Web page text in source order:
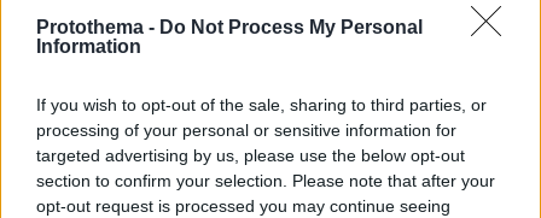
Protothema - Do Not Process My Personal
Information
If you wish to opt-out of the sale, sharing to third parties, or
processing of your personal or sensitive information for
targeted advertising by us, please use the below opt-out
section to confirm your selection. Please note that after your
opt-out request is processed you may continue seeing
Θα συνεχίσουμε να παρέχουμε αμυντικά όπλα στην
Ουκρανία, λέει το Λονδίνο
«Ανησυχητικές» χαρακτήρισε τις ρωσικές πυραυλικές
επιθέσεις σε ουκρανική βάση ο εκπρόσωπος του